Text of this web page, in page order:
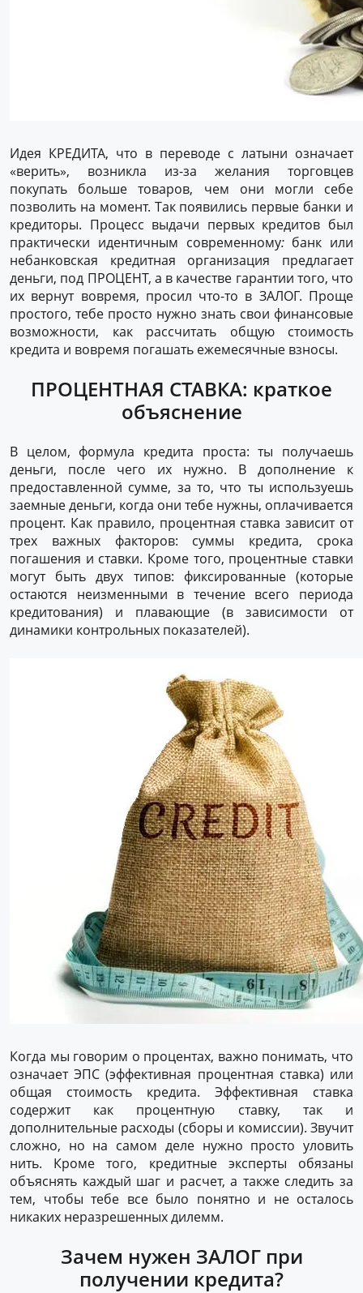
Идея КРЕДИТА, что в переводе с латыни означает
«верить», возникла из-за желания торговцев
покупать больше товаров, чем они могли себе
позволить на момент. Так появились первые банки и
кредиторы. Процесс выдачи первых кредитов был
практически идентичным современному: банк или
небанковская кредитная организация предлагает
деньги, под ПРОЦЕНТ, а в качестве гарантии того, что
их вернут вовремя, просил что-то в ЗАЛОГ. Проще
простого, тебе просто нужно знать свои финансовые
возможности, как рассчитать общую стоимость
кредита и вовремя погашать ежемесячные взносы.
ПРОЦЕНТНАЯ СТАВКА: краткое
объяснение
В целом, формула кредита проста: ты получаешь
деньги, после чего их нужно. В дополнение к
предоставленной сумме, за то, что ты используешь
заемные деньги, когда они тебе нужны, оплачивается
процент. Как правило, процентная ставка зависит от
трех важных факторов: суммы кредита, срока
погашения и ставки. Кроме того, процентные ставки
могут быть двух типов: фиксированные (которые
остаются неизменными в течение всего периода
кредитования) и плавающие (в зависимости от
динамики контрольных показателей).
Когда мы говорим о процентах, важно понимать, что
означает ЭПС (эффективная процентная ставка) или
общая стоимость кредита. Эффективная ставка
содержит как процентную ставку, так и
дополнительные расходы (сборы и комиссии). Звучит
сложно, но на самом деле нужно просто уловить
нить. Кроме того, кредитные эксперты обязаны
объяснять каждый шаг и расчет, а также следить за
тем, чтобы тебе все было понятно и не осталось
никаких неразрешенных дилемм.
Зачем нужен ЗАЛОГ при
получении кредита?